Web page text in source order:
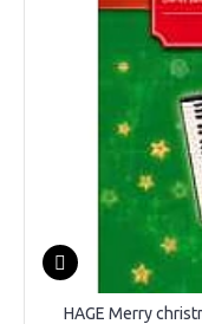
HAGE Merry